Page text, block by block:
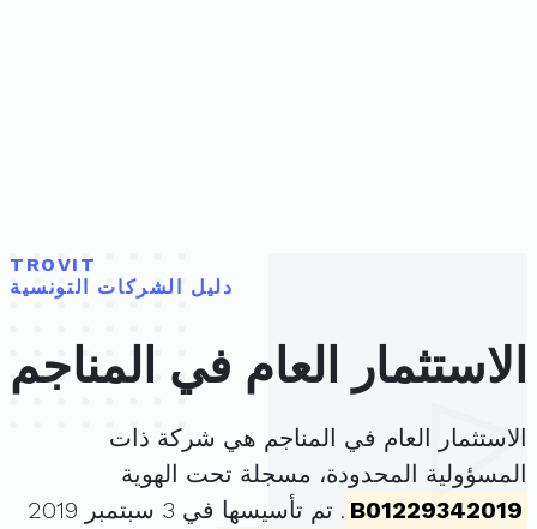
TROVIT
دليل الشركات التونسية
الاستثمار العام في المناجم
الاستثمار العام في المناجم هي شركة ذات
المسؤولية المحدودة، مسجلة تحت الهوية
B01229342019
. تم تأسيسها في 3 سبتمبر 2019